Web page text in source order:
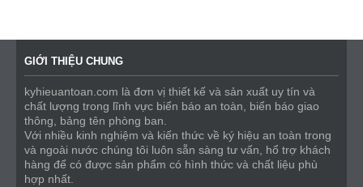
GIỚI THIỆU CHUNG
kyhieuantoan.com là đơn vị thiết kế và sản xuất uy tín và
chất lượng trong lĩnh vực biển báo an toàn, biển báo giao
thông, bảng tên phòng ban.
Với nhiều kinh nghiệm và kiến thức về ký hiệu an toàn trong
và ngoài nước chúng tôi luôn sẵn sàng tư vấn, hổ trợ khách
hàng để có được sản phẩm có hình thức và chất liệu phù
hợp nhất.